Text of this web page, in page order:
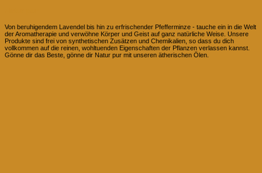
Von beruhigendem Lavendel bis hin zu erfrischender Pfefferminze - tauche ein in die Welt
der Aromatherapie und verwöhne Körper und Geist auf ganz natürliche Weise. Unsere
Produkte sind frei von synthetischen Zusätzen und Chemikalien, so dass du dich
vollkommen auf die reinen, wohltuenden Eigenschaften der Pflanzen verlassen kannst.
Gönne dir das Beste, gönne dir Natur pur mit unseren ätherischen Ölen.